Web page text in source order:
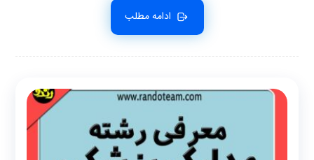
ادامه مطلب